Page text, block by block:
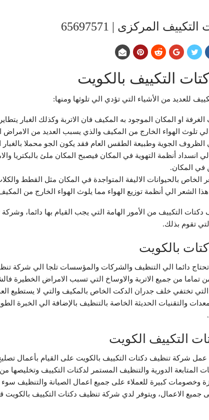
المركزى | 65697571
التكييف بالكويت
للعديد من الأشياء التي تؤدي الي تلوثها ومنها:
او المكان الموجود به المكيف فان الاتربة وكذلك الغبار
تلوث الهواء الخارج من المكيف والذي يسبب العديد من الامراض
الظروف الجوية وطبيعة الطقس العام فقد يكون الجو محملا
انسداد أنظمة التهوية في المكان فيصبح المكان ملئ بالبكتريا
في المكان.
الخاص بالحيوانات الاليفة المتواجدة في المكان مثل القطط
الشعر الي أنظمة توزيع الهواء مما يلوث الهواء الخارج من
التكييف من الأمور الهامة التي يجب القيام بها دائما،
تقوم بذلك.
بالكويت
دائما الي التنظيف والشركات والمؤسسات تلجا الي شركة
تماما من جميع الاتربة والاوساخ التي تسبب الامراض الخطيرة
التي تختفي خلف جدران الدكت الخاص بالمكيف والتي لا يستطيع
والتقنيات الحديثة الخاصة بالتنظيف بالإضافة الي الخبرة
التكييف الكويت
عمل شركة تنظيف دكتات التكييف بالكويت على القيام بأعمال
المتابعة الدورية والتنظيف المستمر لدكتات التكييف وتخليصها
كبيرة للعملاء على جميع اعمال الصيانة والتنظيف سوء
جميع الاعمال، ويتوفر لدي شركة تنظيف دكتات التكييف بالكويت